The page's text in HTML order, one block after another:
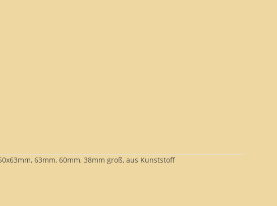
63mm, 60mm, 38mm groß, aus Kunststoff